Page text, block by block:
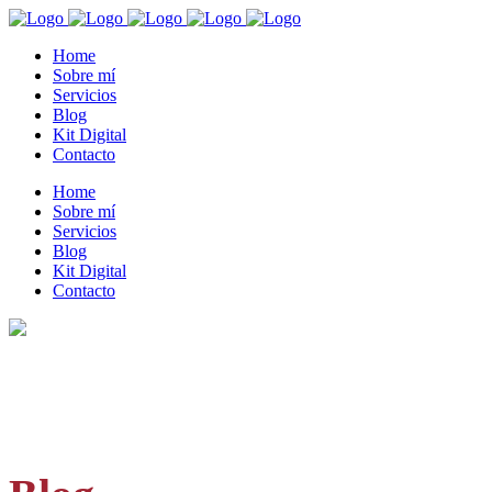
Home
Sobre mí
Servicios
Blog
Kit Digital
Contacto
Home
Sobre mí
Servicios
Blog
Kit Digital
Contacto